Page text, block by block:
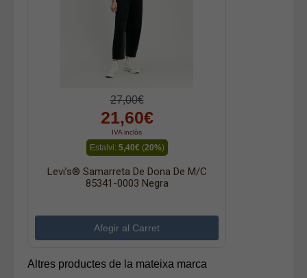
27,00€
21,60€
IVA inclòs
Estalvi: 5,40€(20%)
Levi’s® Samarreta De Dona De M/c
85341-0003 Negra
Altres productes de la mateixa marca